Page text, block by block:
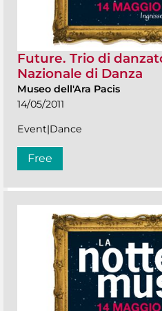
Future. Trio di
Nazionale di Danza
Museo dell'Ara Pacis
14/05/2011
Event|Dance
Free